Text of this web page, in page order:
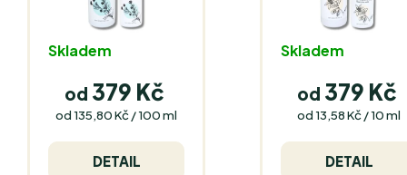
Skladem
od 379 Kč
Měrná
od 135,80 Kč / 100 ml
DETAIL
Skladem
od 379 Kč
Měrná
od 13,58 Kč / 10 ml
DETAIL